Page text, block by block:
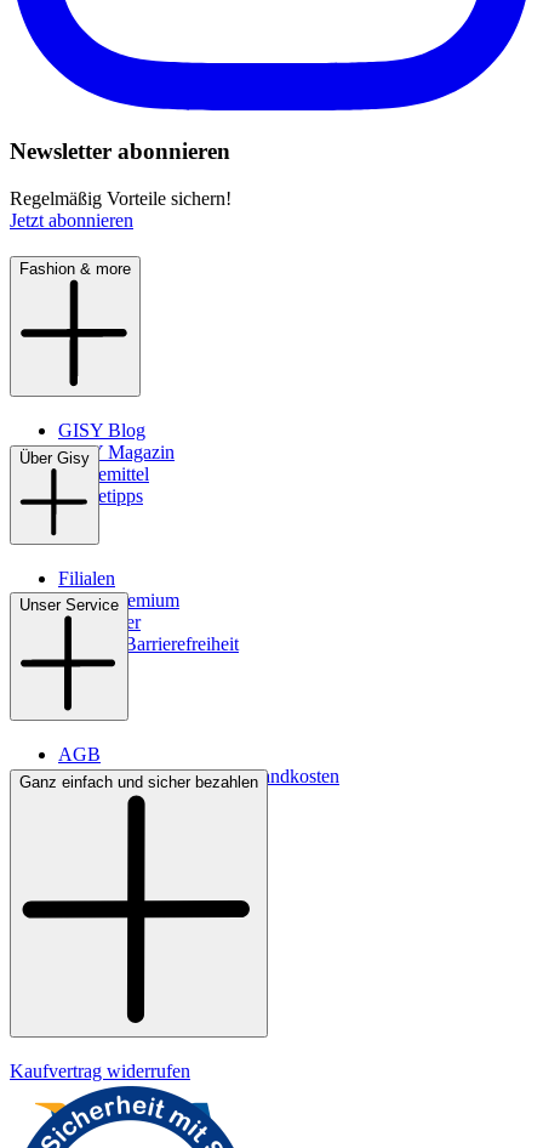
Newsletter abonnieren
Regelmäßig Vorteile sichern!
Jetzt abonnieren
Fashion & more
GISY Blog
GISY Magazin
Pflegemittel
Pflegetipps
Über Gisy
Filialen
WMS-Premium
Newsletter
Digitale Barrierefreiheit
Unser Service
AGB
Lieferbedingungen & Versandkosten
Bezahlung
Ganz einfach und sicher bezahlen
Kaufvertrag widerrufen